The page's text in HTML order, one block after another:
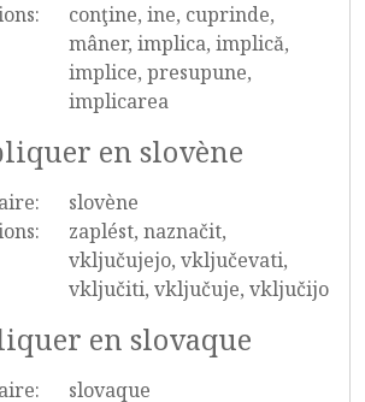
conţine, ine, cuprinde,
mâner, implica, implică,
implice, presupune,
implicarea
en slovène
slovène
zaplést, naznačit,
vključujejo, vključevati,
vključiti, vključuje, vključijo
en slovaque
slovaque